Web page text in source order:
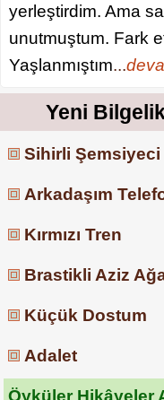
yerleştirdim. Ama
unutmuştum. Fark
Yaşlanmıştım...
Yeni
Sihirli Şemsiyeci
Arkadaşım
Kırmızı Tren
Brastikli Aziz
Küçük Dostum
Adalet
Öyküler Hikâyeler